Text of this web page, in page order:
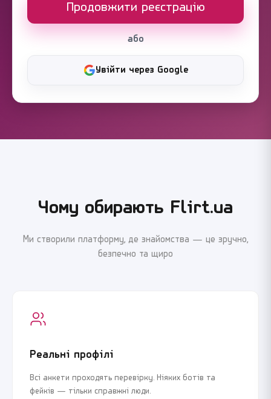
Продовжити реєстрацію
або
Увійти через Google
Чому обирають Flirt.ua
Ми створили платформу, де знайомства — це зручно,
безпечно та щиро
Реальні профілі
Всі анкети проходять перевірку. Ніяких ботів та
фейків — тільки справжні люди.